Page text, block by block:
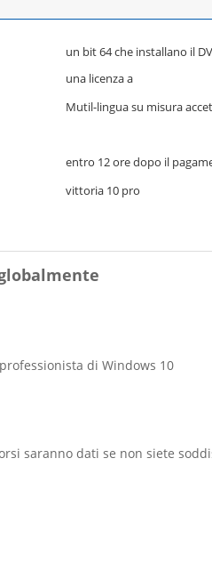
un bit 64 che installano il
una licenza a
Mutil-lingua su misura
entro 12 ore dopo il
vittoria 10 pro
di Windows 10
saranno dati se non siete